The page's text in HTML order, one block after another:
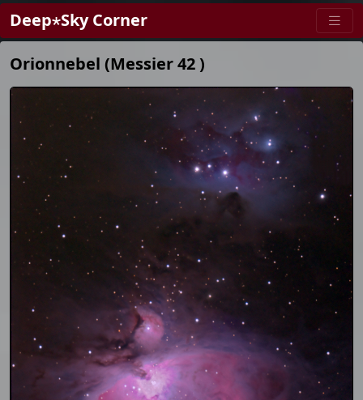
Deep⋆Sky Corner
Orionnebel (Messier 42 )